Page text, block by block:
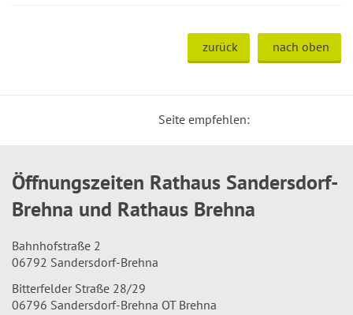
zurück nach oben
Seite empfehlen:
Öffnungszeiten Rathaus Sandersdorf-
Brehna und Rathaus Brehna
Bahnhofstraße 2
06792 Sandersdorf-Brehna
Bitterfelder Straße 28/29
06796 Sandersdorf-Brehna OT Brehna